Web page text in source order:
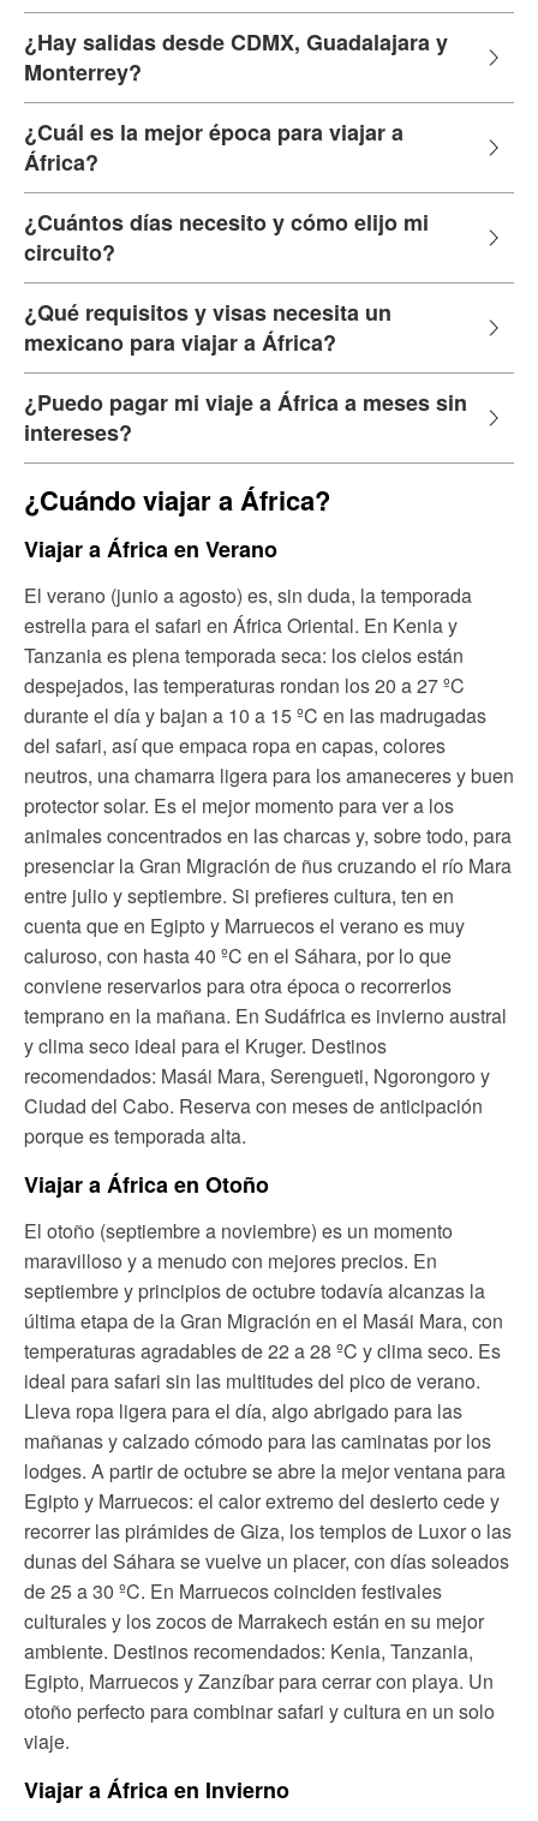
¿Hay salidas desde CDMX, Guadalajara y
Monterrey?
¿Cuál es la mejor época para viajar a
África?
¿Cuántos días necesito y cómo elijo mi
circuito?
¿Qué requisitos y visas necesita un
mexicano para viajar a África?
¿Puedo pagar mi viaje a África a meses sin
intereses?
¿Cuándo viajar a África?
Viajar a África en Verano
El verano (junio a agosto) es, sin duda, la temporada
estrella para el safari en África Oriental. En Kenia y
Tanzania es plena temporada seca: los cielos están
despejados, las temperaturas rondan los 20 a 27 ºC
durante el día y bajan a 10 a 15 ºC en las madrugadas
del safari, así que empaca ropa en capas, colores
neutros, una chamarra ligera para los amaneceres y buen
protector solar. Es el mejor momento para ver a los
animales concentrados en las charcas y, sobre todo, para
presenciar la Gran Migración de ñus cruzando el río Mara
entre julio y septiembre. Si prefieres cultura, ten en
cuenta que en Egipto y Marruecos el verano es muy
caluroso, con hasta 40 ºC en el Sáhara, por lo que
conviene reservarlos para otra época o recorrerlos
temprano en la mañana. En Sudáfrica es invierno austral
y clima seco ideal para el Kruger. Destinos
recomendados: Masái Mara, Serengueti, Ngorongoro y
Ciudad del Cabo. Reserva con meses de anticipación
porque es temporada alta.
Viajar a África en Otoño
El otoño (septiembre a noviembre) es un momento
maravilloso y a menudo con mejores precios. En
septiembre y principios de octubre todavía alcanzas la
última etapa de la Gran Migración en el Masái Mara, con
temperaturas agradables de 22 a 28 ºC y clima seco. Es
ideal para safari sin las multitudes del pico de verano.
Lleva ropa ligera para el día, algo abrigado para las
mañanas y calzado cómodo para las caminatas por los
lodges. A partir de octubre se abre la mejor ventana para
Egipto y Marruecos: el calor extremo del desierto cede y
recorrer las pirámides de Giza, los templos de Luxor o las
dunas del Sáhara se vuelve un placer, con días soleados
de 25 a 30 ºC. En Marruecos coinciden festivales
culturales y los zocos de Marrakech están en su mejor
ambiente. Destinos recomendados: Kenia, Tanzania,
Egipto, Marruecos y Zanzíbar para cerrar con playa. Un
otoño perfecto para combinar safari y cultura en un solo
viaje.
Viajar a África en Invierno